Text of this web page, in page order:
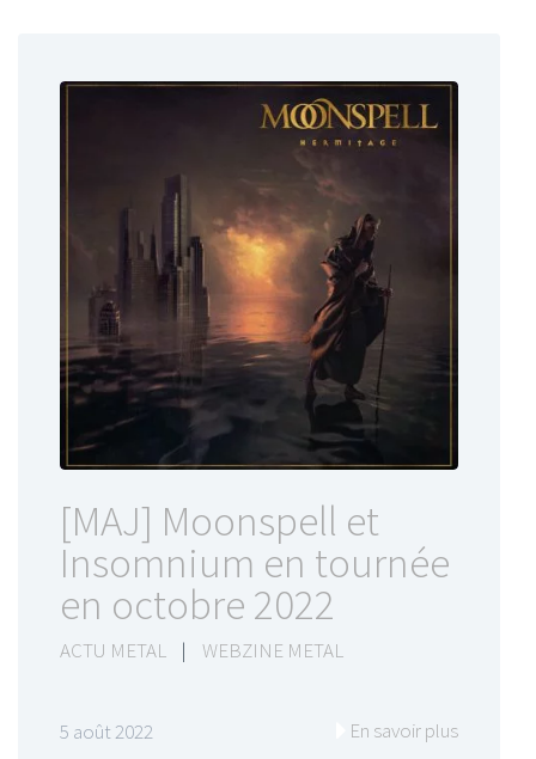
[MAJ] Moonspell et
Insomnium en tournée
en octobre 2022
ACTU METAL | WEBZINE METAL
5 août 2022 En savoir plus